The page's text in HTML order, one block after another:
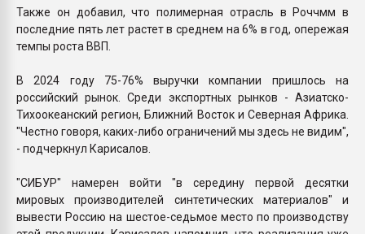
Также он добавил, что полимерная отрасль в Роччмм в
последние пять лет растет в среднем на 6% в год, опережая
темпы роста ВВП.
В 2024 году 75-76% выручки компании пришлось на
российский рынок. Среди экспортных рынков - Азиатско-
Тихоокеанский регион, Ближний Восток и Северная Африка.
"Честно говоря, каких-либо ограничений мы здесь не видим",
- подчеркнул Карисалов.
"СИБУР" намерен войти "в середину первой десятки
мировых производителей синтетических материалов" и
вывести Россию на шестое-седьмое место по производству